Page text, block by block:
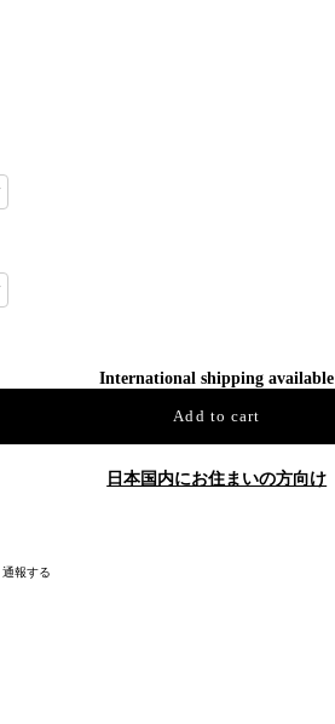
International shipping available
Add to cart
日本国内にお住まいの方向け
通報する